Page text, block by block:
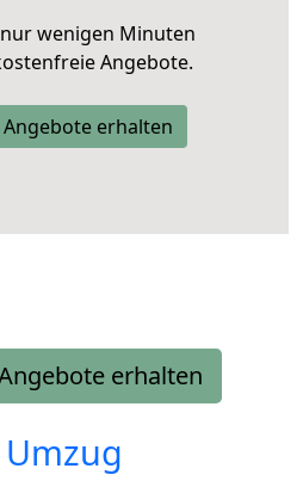
wenigen Minuten
Angebote.
erhalten
erhalten